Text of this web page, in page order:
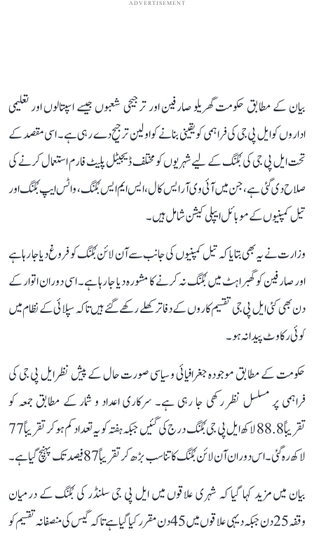
ADVERTISEMENT
بیان کے مطابق حکومت گھریلو صارفین اور ترجیحی شعبوں جیسے اسپتالوں اور تعلیمی
اداروں کو ایل پی جی کی فراہمی کو یقینی بنانے کو اولین ترجیح دے رہی ہے۔ اسی مقصد کے
تحت ایل پی جی کی بُکنگ کے لیے شہریوں کو مختلف ڈیجیٹل پلیٹ فارم استعمال کرنے کی
صلاح دی گئی ہے، جن میں آئی وی آر ایس کال، ایس ایم ایس بُکنگ، واٹس ایپ بُکنگ اور
تیل کمپنیوں کے موبائل ایپلی کیشن شامل ہیں۔
وزارت نے یہ بھی بتایا کہ تیل کمپنیوں کی جانب سے آن لائن بُکنگ کو فروغ دیا جا رہا ہے
اور صارفین کو گھبراہٹ میں بُکنگ نہ کرنے کا مشورہ دیا جا رہا ہے۔ اسی دوران اتوار کے
دن بھی کئی ایل پی جی تقسیم کاروں کے دفاتر کھلے رکھے گئے ہیں تاکہ سپلائی کے نظام میں
کوئی رکاوٹ پیدا نہ ہو۔
حکومت کے مطابق موجودہ جغرافیائی و سیاسی صورت حال کے پیش نظر ایل پی جی کی
فراہمی پر مسلسل نظر رکھی جا رہی ہے۔ سرکاری اعداد و شمار کے مطابق جمعہ کو
تقریباً 88.8 لاکھ ایل پی جی بُکنگ درج کی گئیں جبکہ ہفتہ کو یہ تعداد کم ہو کر تقریباً 77
لاکھ رہ گئی۔ اس دوران آن لائن بُکنگ کا تناسب بڑھ کر تقریباً 87 فیصد تک پہنچ گیا ہے۔
بیان میں مزید کہا گیا کہ شہری علاقوں میں ایل پی جی سلنڈر کی بُکنگ کے درمیان
وقفہ 25 دن جبکہ دیہی علاقوں میں 45 دن مقرر کیا گیا ہے تاکہ گیس کی منصفانہ تقسیم کو